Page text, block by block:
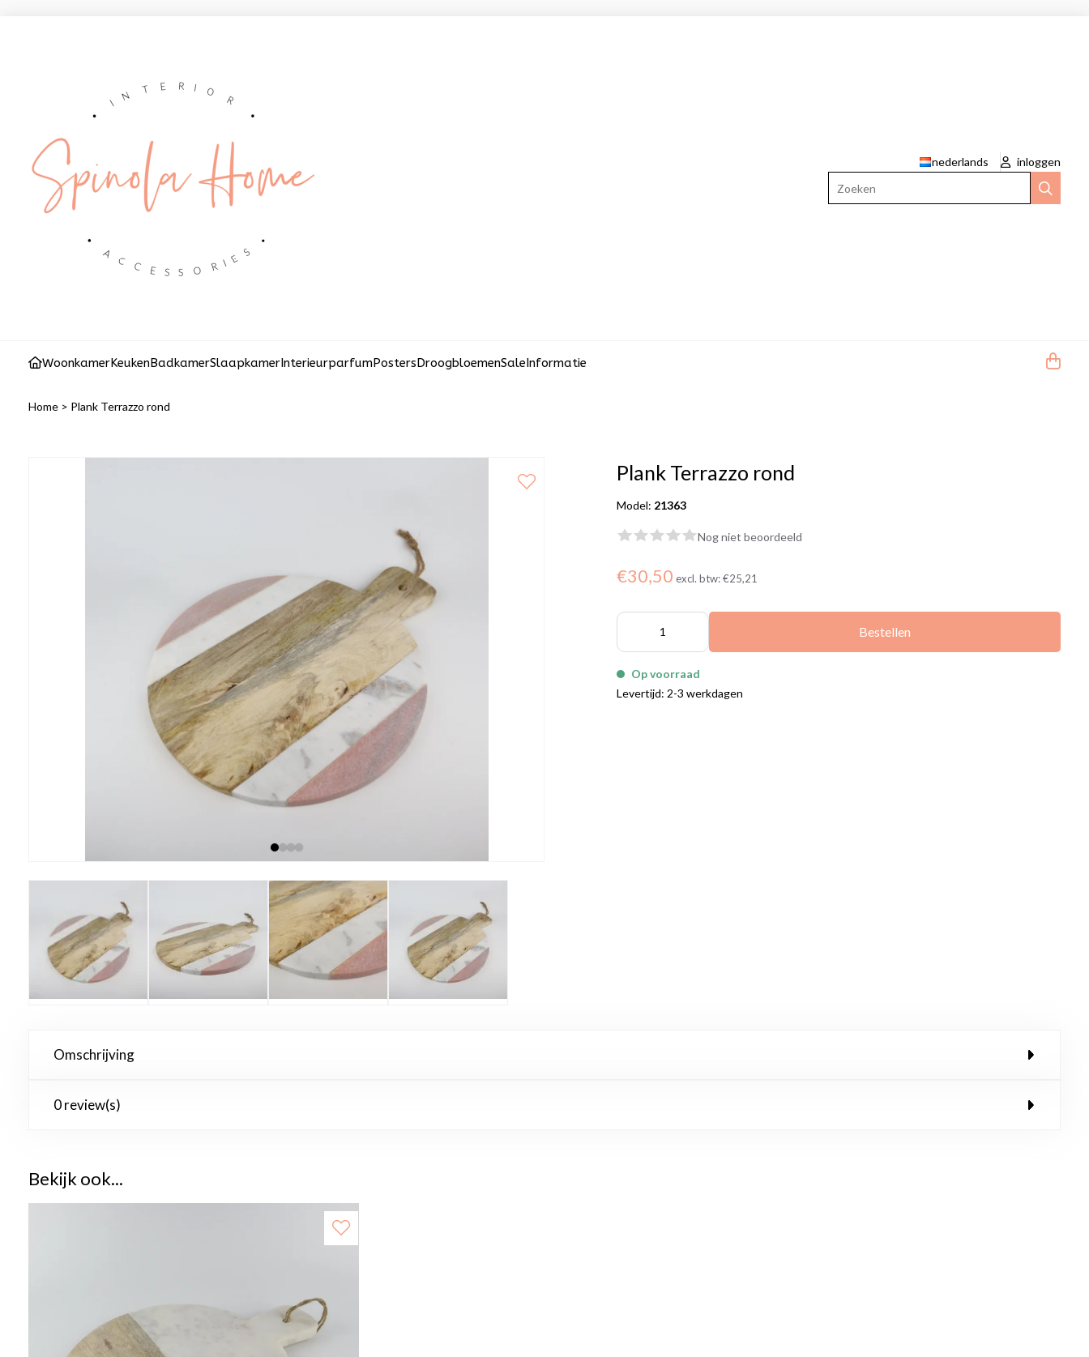
nederlands
inloggen
WoonkamerKeukenBadkamerSlaapkamerInterieurparfumPostersDroogbloemenSaleInformatie
Home > Plank Terrazzo rond
Plank Terrazzo rond
Model: 21363
Nog niet beoordeeld
€30,50 excl. btw:€25,21
Bestellen
Op voorraad
Levertijd: 2-3 werkdagen
Omschrijving
0 review(s)
Bekijk ook...